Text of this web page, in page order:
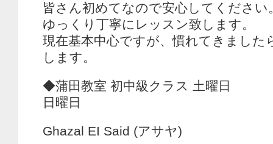
皆さん初めてなので安心してください
ゆっくり丁寧にレッスン致します。
現在基本中心ですが、慣れてきました
します。
◆蒲田教室 初中級クラス 土曜日
日曜日
Ghazal EI Said (アサヤ)